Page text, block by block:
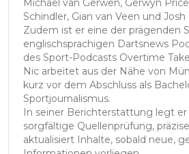
Michael van Gerwen, Gerwyn
Schindler, Gian van Veen und Josh
Zudem ist er eine der prägenden
englischsprachigen Dartsnews
des Sport-Podcasts Overtime
Nic arbeitet aus der Nähe von
kurz vor dem Abschluss als
Sportjournalismus.
In seiner Berichterstattung legt
sorgfältige Quellenprüfung,
aktualisiert Inhalte, sobald neue,